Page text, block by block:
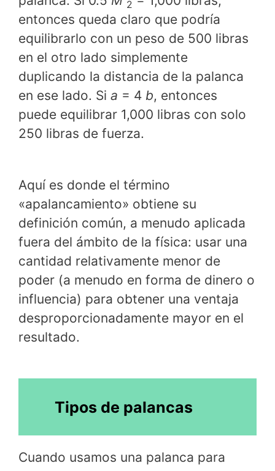
2
entonces queda claro que podría
equilibrarlo con un peso de 500 libras
en el otro lado simplemente
duplicando la distancia de la palanca
en ese lado. Si a = 4 b, entonces
puede equilibrar 1,000 libras con solo
250 libras de fuerza.
Aquí es donde el término
«apalancamiento» obtiene su
definición común, a menudo aplicada
fuera del ámbito de la física: usar una
cantidad relativamente menor de
poder (a menudo en forma de dinero o
influencia) para obtener una ventaja
desproporcionadamente mayor en el
resultado.
Tipos de palancas
Cuando usamos una palanca para